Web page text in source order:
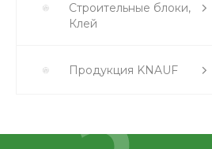
Строительные блоки,
Клей
Продукция KNAUF